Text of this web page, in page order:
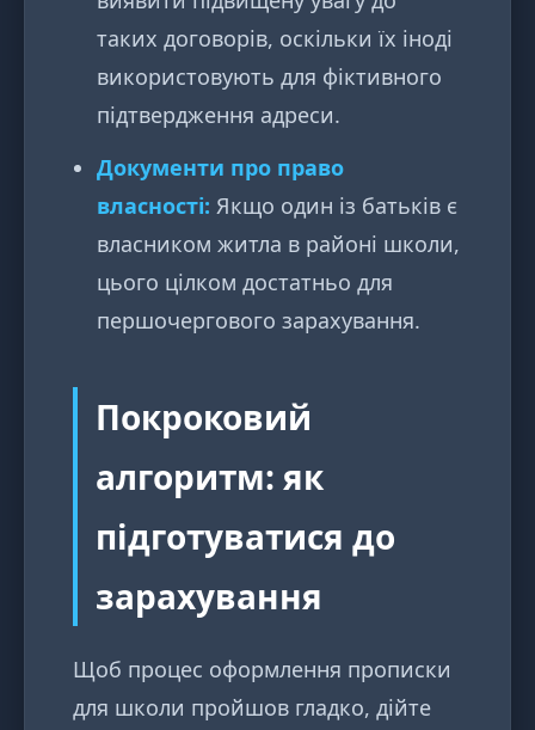
таких договорів, оскільки їх іноді
використовують для фіктивного
підтвердження адреси.
Документи про право
власності: Якщо один із батьків є
власником житла в районі школи,
цього цілком достатньо для
першочергового зарахування.
Покроковий
алгоритм: як
підготуватися до
зарахування
Щоб процес оформлення прописки
для школи пройшов гладко, дійте